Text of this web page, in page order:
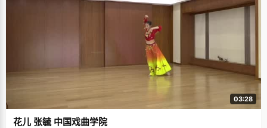
03:28
花儿 张毓 中国戏曲学院